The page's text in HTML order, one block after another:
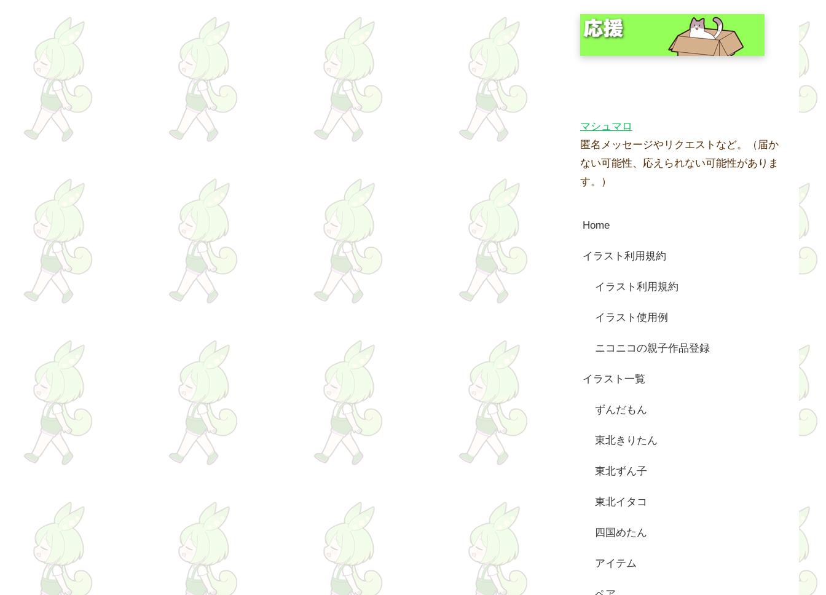
マシュマロ
匿名メッセージやリクエストなど。（届か
ない可能性、応えられない可能性がありま
す。）
Home
イラスト利用規約
イラスト利用規約
イラスト使用例
ニコニコの親子作品登録
イラスト一覧
ずんだもん
東北きりたん
東北ずん子
東北イタコ
四国めたん
アイテム